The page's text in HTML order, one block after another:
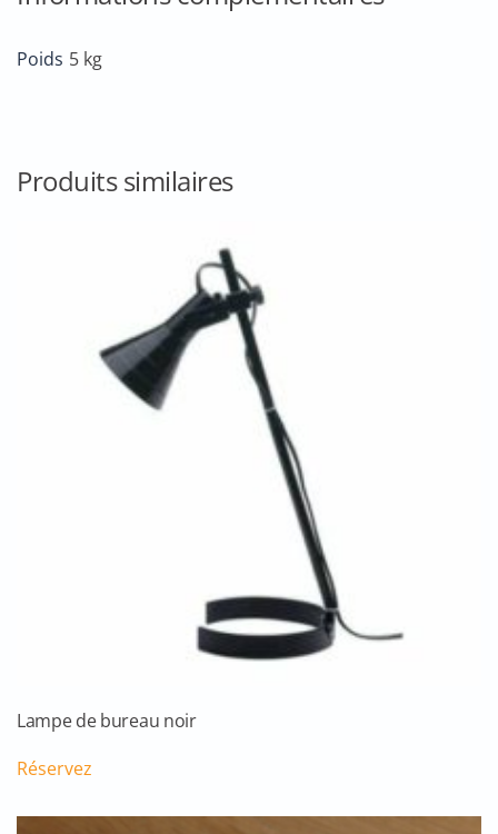
100
Poids 5 kg
Produits similaires
Lampe de bureau noir
Réservez